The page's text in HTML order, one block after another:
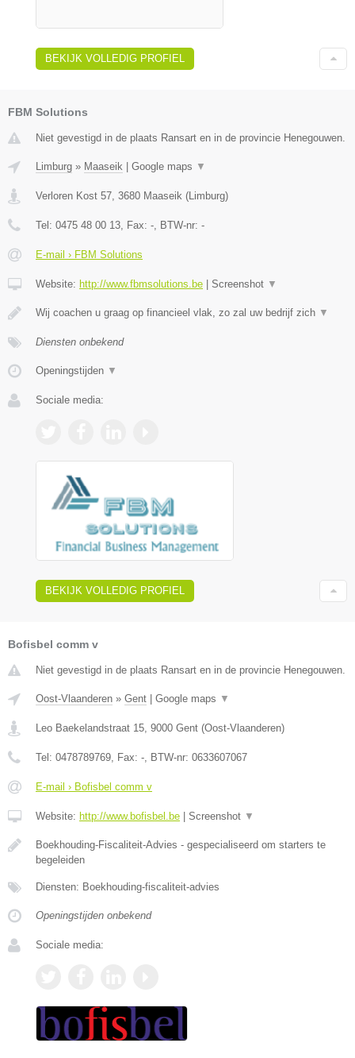
BEKIJK VOLLEDIG PROFIEL
FBM Solutions
Niet gevestigd in de plaats Ransart en in de provincie Henegouwen.
Limburg » Maaseik Google maps ▼
Verloren Kost 57, 3680 Maaseik (Limburg)
Tel: 0475 48 00 13, Fax: -, BTW-nr: -
E-mail › FBM Solutions
Website: http://www.fbmsolutions.be Screenshot ▼
Wij coachen u graag op financieel vlak, zo zal uw bedrijf zich ▼
Diensten onbekend
Openingstijden ▼
Sociale media:
BEKIJK VOLLEDIG PROFIEL
Bofisbel comm v
Niet gevestigd in de plaats Ransart en in de provincie Henegouwen.
Oost-Vlaanderen » Gent Google maps ▼
Leo Baekelandstraat 15, 9000 Gent (Oost-Vlaanderen)
Tel: 0478789769, Fax: -, BTW-nr: 0633607067
E-mail › Bofisbel comm v
Website: http://www.bofisbel.be Screenshot ▼
Boekhouding-Fiscaliteit-Advies - gespecialiseerd om starters te
begeleiden
Diensten: Boekhouding-fiscaliteit-advies
Openingstijden onbekend
Sociale media: